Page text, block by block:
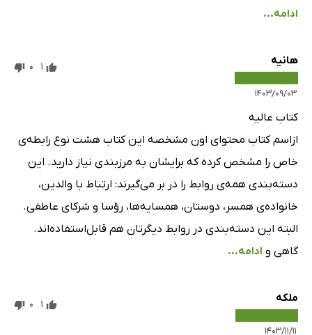
ادامه...
هانیه
۱۴۰۳/۰۹/۰۳
1
0
کتاب عالیه
ازاسم کتاب محتوای اون مشخصه این کتاب هشت نوع رابطه‌ی
خاص را مشخص کرده که برایشان به مرزبندی نیاز دارید. این
دسته‌بندی همه‌ی روابط را در بر می‌گیرند: ارتباط با والدین،
خانواده‌ی همسر، دوستان، همسایه‌ها، رؤسا و شرکای عاطفی.
البته این دسته‌بندی در روابط دیگرتان هم قابل‌استفاده‌اند.
گاهی و ادامه...
ملکه
۱۴۰۳/۱۱/۱۱
1
0